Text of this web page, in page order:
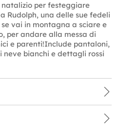
natalizio per festeggiare
Rudolph, una delle sue fedeli
vai in montagna a sciare e
per andare alla messa di
e parenti!Include pantaloni,
bianchi e dettagli rossi